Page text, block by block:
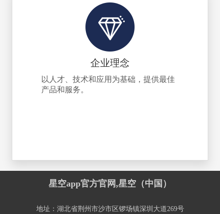
企业理念
以人才、技术和应用为基础，提供最佳
产品和服务。
星空app官方官网,星空（中国）
地址：湖北省荆州市沙市区锣场镇深圳大道269号